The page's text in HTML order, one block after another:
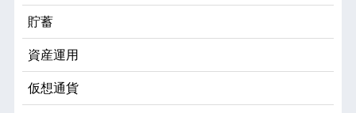
貯蓄
資産運用
仮想通貨